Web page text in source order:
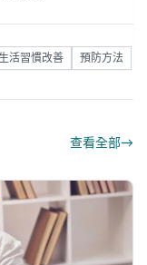
生活習慣改善 預防方法
查看全部→